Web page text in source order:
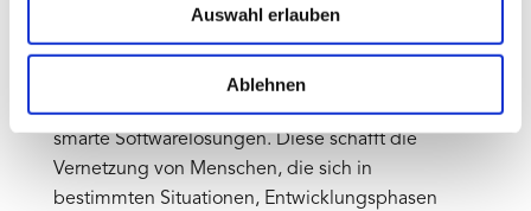
Auswahl erlauben
Ablehnen
unternehmensbezogener Aufgaben. Aber wie
kann ein Unternehmen seinen Mitarbeitern den
Sinn von Vernetzung verdeutlichen? Zum Beispiel
durch automatisiertes Matching. Es gibt dafür
smarte Softwarelösungen. Diese schafft die
Vernetzung von Menschen, die sich in
bestimmten Situationen, Entwicklungsphasen